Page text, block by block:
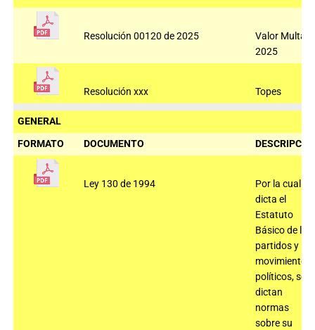
Resolución 00120 de 2025
Valor Multas
2025
Resolución xxx Topes
GENERAL
FORMATO
DOCUMENTO
Ley 130 de 1994
Por la cual se
dicta el
Estatuto
Básico de los
partidos y
movimientos
políticos, se
dictan
normas
sobre su